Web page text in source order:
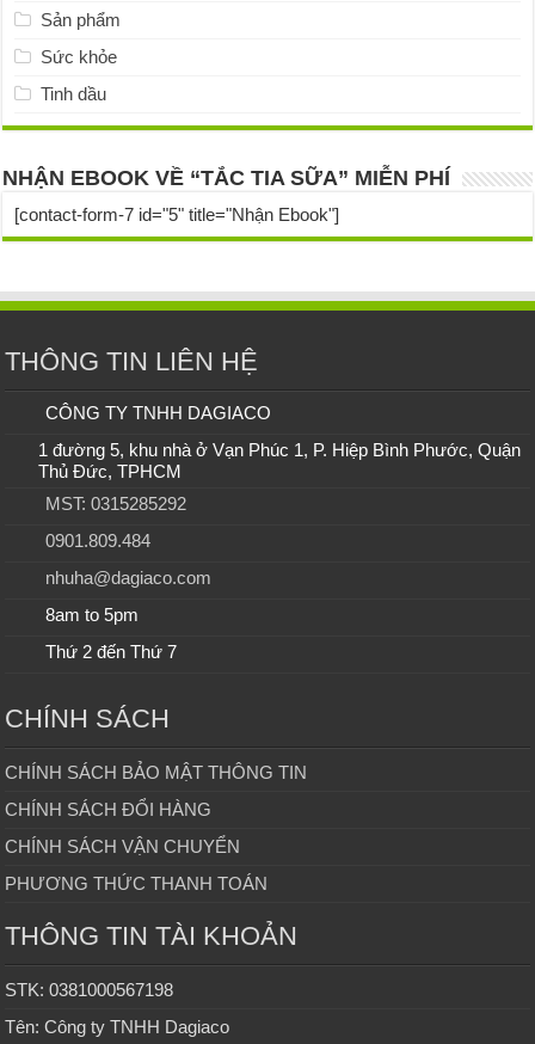
Sản phẩm
Sức khỏe
Tinh dầu
NHẬN EBOOK VỀ “TẮC TIA SỮA” MIỄN PHÍ
[contact-form-7 id="5" title="Nhận Ebook"]
THÔNG TIN LIÊN HỆ
CÔNG TY TNHH DAGIACO
1 đường 5, khu nhà ở Vạn Phúc 1, P. Hiệp Bình Phước, Quận
Thủ Đức, TPHCM
MST: 0315285292
0901.809.484
nhuha@dagiaco.com
8am to 5pm
Thứ 2 đến Thứ 7
CHÍNH SÁCH
CHÍNH SÁCH BẢO MẬT THÔNG TIN
CHÍNH SÁCH ĐỔI HÀNG
CHÍNH SÁCH VẬN CHUYỂN
PHƯƠNG THỨC THANH TOÁN
THÔNG TIN TÀI KHOẢN
STK: 0381000567198
Tên: Công ty TNHH Dagiaco